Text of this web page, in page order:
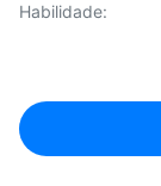
Habilidade: